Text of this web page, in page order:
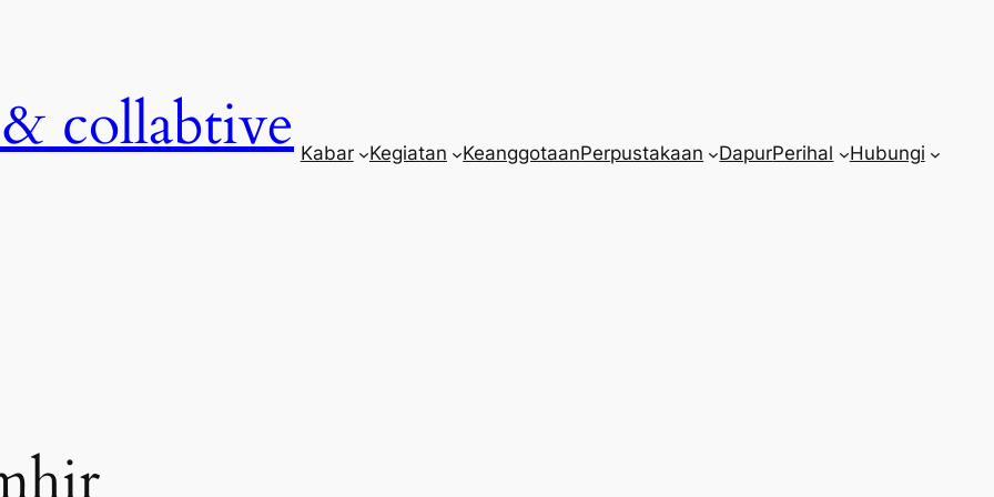
collabtive Kabar Kegiatan KeanggotaanPerpustakaan DapurPerihal Hubungi